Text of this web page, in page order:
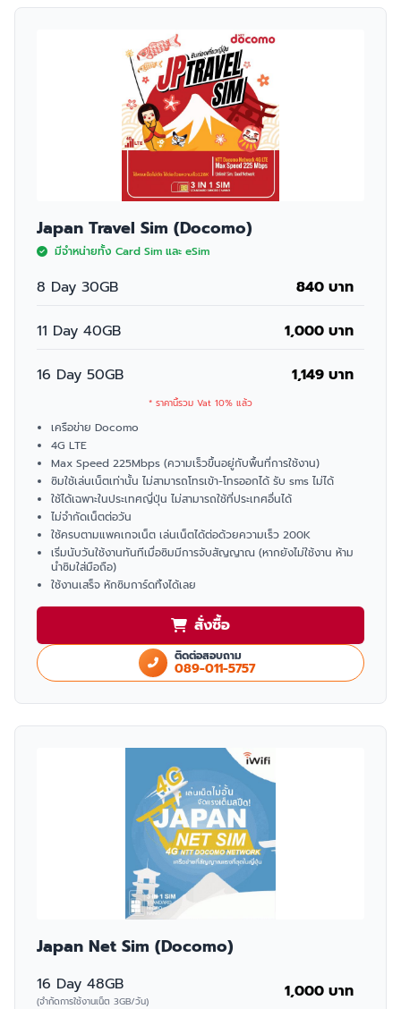
Japan Travel Sim (Docomo)
มีจำหน่ายทั้ง Card Sim และ eSim
8 Day 30GB 840 บาท
11 Day 40GB 1,000 บาท
16 Day 50GB 1,149 บาท
* ราคานี้รวม Vat 10% แล้ว
เครือข่าย Docomo
4G LTE
Max Speed 225Mbps (ความเร็วขึ้นอยู่กับพื้นที่การใช้งาน)
ซิมใช้เล่นเน็ตเท่านั้น ไม่สามารถโทรเข้า-โทรออกได้ รับ sms ไม่ได้
ใช้ได้เฉพาะในประเทศญี่ปุ่น ไม่สามารถใช้ที่ประเทศอื่นได้
ไม่จำกัดเน็ตต่อวัน
ใช้ครบตามแพคเกจเน็ต เล่นเน็ตได้ต่อด้วยความเร็ว 200K
เริ่มนับวันใช้งานทันทีเมื่อซิมมีการจับสัญญาณ (หากยังไม่ใช้งาน ห้าม
นำซิมใส่มือถือ)
ใช้งานเสร็จ หักซิมการ์ดทิ้งได้เลย
สั่งซื้อ
ติดต่อสอบถาม
089-011-5757
Japan Net Sim (Docomo)
16 Day 48GB
(จำกัดการใช้งานเน็ต 3GB/วัน) 1,000 บาท